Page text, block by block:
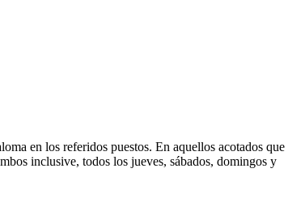
en los referidos puestos. En aquellos acotados que
inclusive, todos los jueves, sábados, domingos y